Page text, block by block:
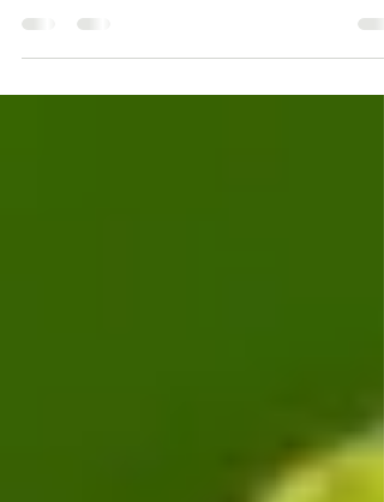
Die systemische Aufstellungsarbeit ist eine Methode,
dabei eine Familie, ein Team, eine Organisation oder